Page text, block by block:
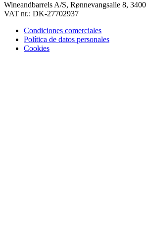
Wineandbarrels A/S, Rønnevangsalle 8,
VAT nr.: DK-27702937
Condiciones comerciales
Política de datos personales
Cookies